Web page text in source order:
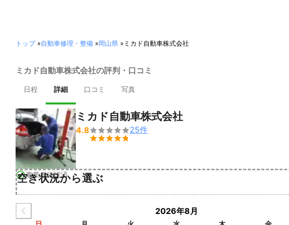
トップ»自動車修理・整備 »岡山県 » ミカド自動車株式会社
ミカド自動車株式会社の評判・口コミ
日程 詳細 口コミ 写真
事業者確認済
ミカド自動車株式会社
4.8

25件
空き状況から選ぶ
2026年8月